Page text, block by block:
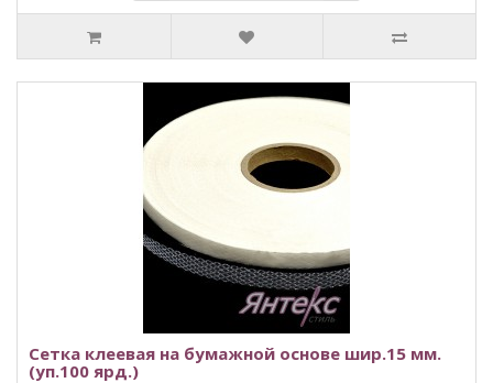
Сетка клеевая на бумажной основе шир.15 мм.
(уп.100 ярд.)